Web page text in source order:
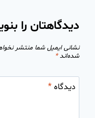
دیدگاهتان را
نشانی ایمیل شما منتشر
شده‌اند*
دیدگاه*